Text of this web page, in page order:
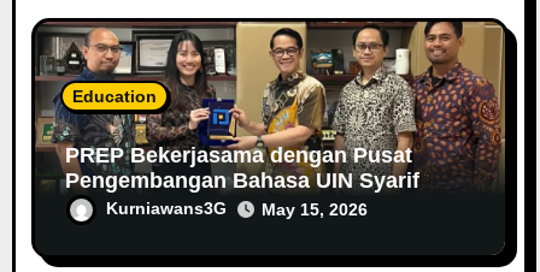
Education
PREP Bekerjasama dengan Pusat
Pengembangan Bahasa UIN Syarif
Hidayatullah Jakarta dalam
Menyediakan Pelatihan Bahasa Inggris
Berbasis AI
Kurniawans3G May 15, 2026